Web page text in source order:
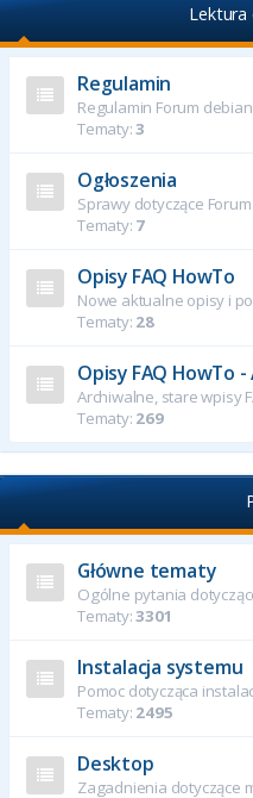
Lektura
Regulamin
Regulamin Forum
Tematy:3
Ogłoszenia
Sprawy dotyczące
Tematy: 7
Opisy FAQ HowTo
Nowe aktualne opisy i
Tematy: 28
Opisy FAQ HowTo
Archiwalne, stare wpisy
Tematy: 269
Główne tematy
Ogólne pytania
Tematy:3301
Instalacja systemu
Pomoc dotycząca
Tematy: 2495
Desktop
Zagadnienia dotyczące